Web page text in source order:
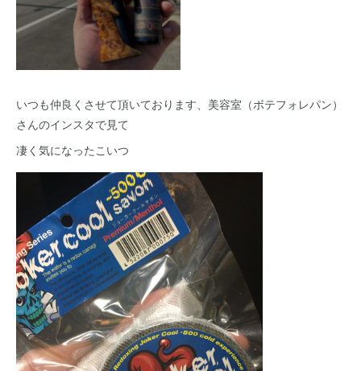
いつも仲良くさせて頂いております、美容室（ボテフォレパン）
さんのインスタで見て
凄く気になったこいつ